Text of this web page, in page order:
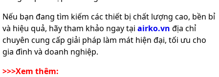
Nếu bạn đang tìm kiếm các thiết bị chất lượng cao, bền bỉ
và hiệu quả, hãy tham khảo ngay tại airko.vn địa chỉ
chuyên cung cấp giải pháp làm mát hiện đại, tối ưu cho
gia đình và doanh nghiệp.
>>>Xem thêm: